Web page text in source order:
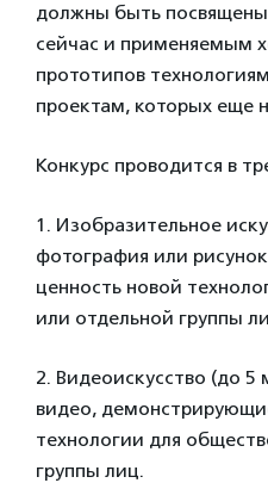
должны быть
сейчас и применяемым
прототипов
проектам, которых еще
Конкурс проводится в
1. Изобразительное
фотография или
ценность новой
или отдельной группы
2. Видеоискусство (до
видео,
технологии для
группы лиц.